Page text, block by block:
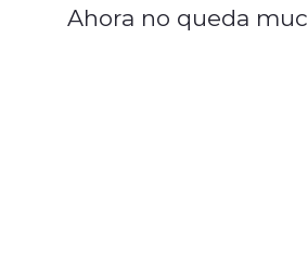
Ahora no queda